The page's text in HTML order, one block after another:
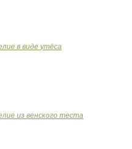
в виде утёса
из венского теста